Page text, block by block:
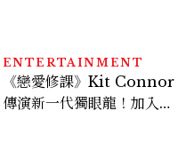
ENTERTAINMENT
《戀愛修課》Kit Connor
傳演新一代獨眼龍！加入新